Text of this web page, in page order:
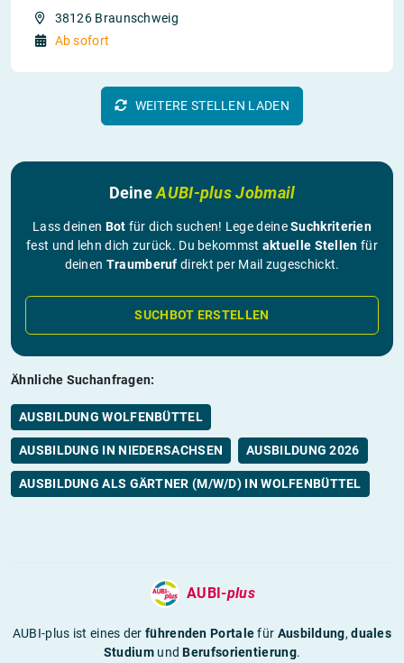
38126 Braunschweig
Ab sofort
WEITERE STELLEN LADEN
DeineAUBI-plus Jobmail
Lass deinen Bot für dich suchen! Lege deineSuchkriterien
fest und lehn dich zurück. Du bekommst aktuelle Stellen für
deinen Traumberuf direkt per Mail zugeschickt.
SUCHBOT ERSTELLEN
Ähnliche Suchanfragen:
AUSBILDUNG WOLFENBÜTTEL
AUSBILDUNG IN NIEDERSACHSEN AUSBILDUNG 2026
AUSBILDUNG ALS GÄRTNER (M/W/D) IN WOLFENBÜTTEL
AUBI-plus
AUBI-plus ist eines derführenden Portalefür Ausbildung,duales
StudiumundBerufsorientierung.